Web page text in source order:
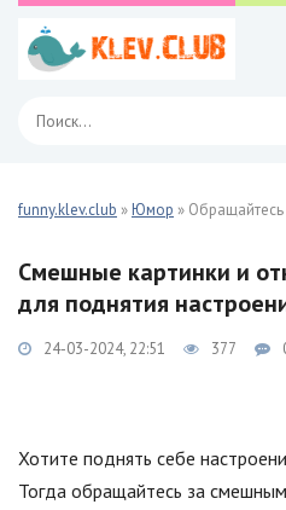
funny.klev.club »Юмор »
Смешные картинки и
для поднятия
24-03-2024, 22:51 377
Хотите поднять себе
Тогда обращайтесь за